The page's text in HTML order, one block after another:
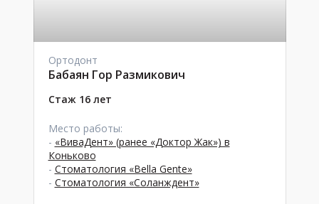
Ортодонт
Бабаян Гор Размикович
Стаж 16 лет
Место работы:
- «ВиваДент» (ранее «Доктор Жак») в
Коньково
- Стоматология «Bella Gente»
- Стоматология «Соланждент»